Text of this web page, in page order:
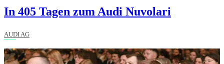
In 405 Tagen zum Audi Nuvolari
AUDI AG